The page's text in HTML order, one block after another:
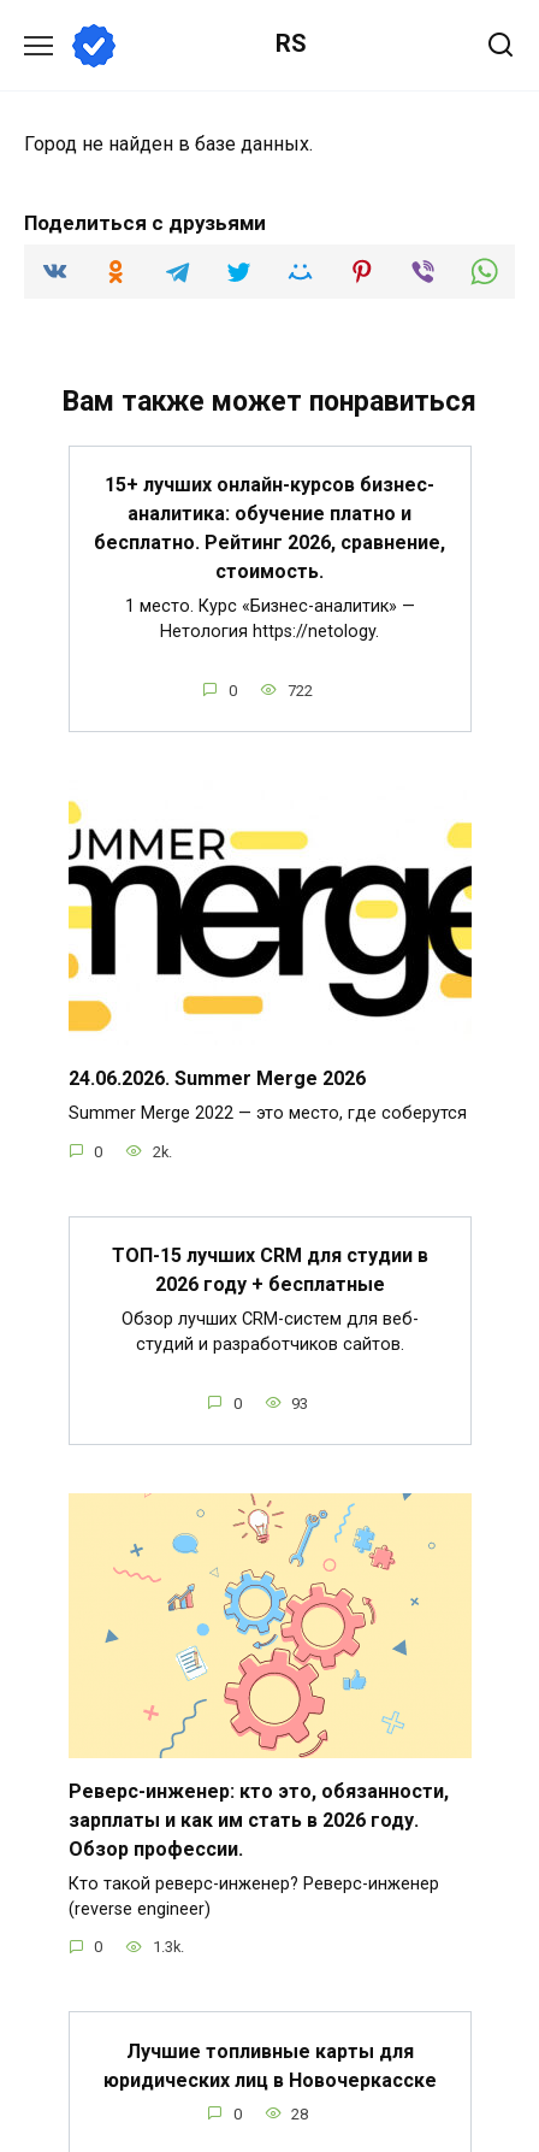
содержанию
RS
Город не найден в базе данных.
Поделиться с друзьями
Вам также может понравиться
15+ лучших онлайн-курсов бизнес-
аналитика: обучение платно и
бесплатно. Рейтинг 2026, сравнение,
стоимость.
1 место. Курс «Бизнес-аналитик» —
Нетология https://netology.
0 722
24.06.2026. Summer Merge 2026
Summer Merge 2022 — это место, где соберутся
0 2k.
ТОП-15 лучших CRM для студии в
2026 году + бесплатные
Обзор лучших CRM-систем для веб-
студий и разработчиков сайтов.
0 93
Реверс-инженер: кто это, обязанности,
зарплаты и как им стать в 2026 году.
Обзор профессии.
Кто такой реверс-инженер? Реверс-инженер
(reverse engineer)
0 1.3k.
Лучшие топливные карты для
юридических лиц в Новочеркасске
0 28